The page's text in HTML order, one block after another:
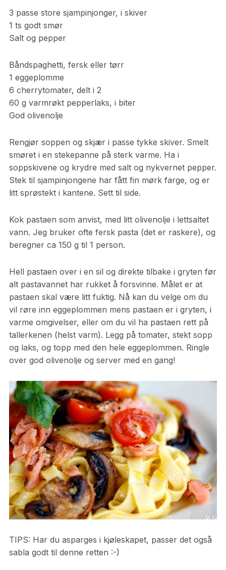
3 passe store sjampinjonger, i skiver
1 ts godt smør
Salt og pepper
Båndspaghetti, fersk eller tørr
1 eggeplomme
6 cherrytomater, delt i 2
60 g varmrøkt pepperlaks, i biter
God olivenolje
Rengjør soppen og skjær i passe tykke skiver. Smelt
smøret i en stekepanne på sterk varme. Ha i
soppskivene og krydre med salt og nykvernet pepper.
Stek til sjampinjongene har fått fin mørk farge, og er
litt sprøstekt i kantene. Sett til side.
Kok pastaen som anvist, med litt olivenolje i lettsaltet
vann. Jeg bruker ofte fersk pasta (det er raskere), og
beregner ca 150 g til 1 person.
Hell pastaen over i en sil og direkte tilbake i gryten før
alt pastavannet har rukket å forsvinne. Målet er at
pastaen skal være litt fuktig. Nå kan du velge om du
vil røre inn eggeplommen mens pastaen er i gryten, i
varme omgivelser, eller om du vil ha pastaen rett på
tallerkenen (helst varm). Legg på tomater, stekt sopp
og laks, og topp med den hele eggeplommen. Ringle
over god olivenolje og server med en gang!
TIPS: Har du asparges i kjøleskapet, passer det også
sabla godt til denne retten :-)